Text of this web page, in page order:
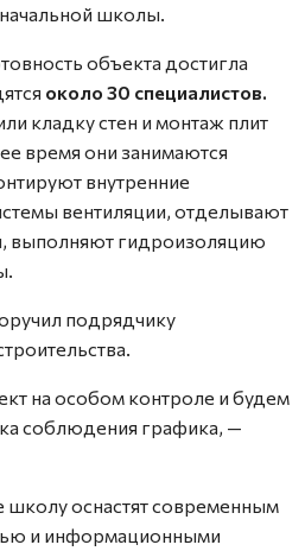
школы.
объекта достигла
около 30 специалистов.
кладку стен и монтаж плит
время они занимаются
внутренние
вентиляции, отделывают
выполняют гидроизоляцию
подрядчику
на особом контроле и будем
соблюдения графика, —
оснастят современным
и информационными